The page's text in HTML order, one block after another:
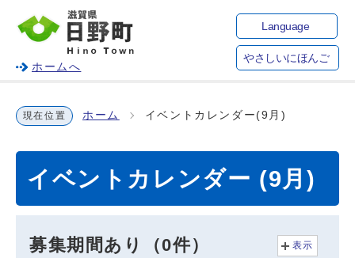
ホームへ
Language
やさしいにほんご
現在位置 ホーム イベントカレンダー(9月)
イベントカレンダー (9月)
募集期間あり（0件） 表示